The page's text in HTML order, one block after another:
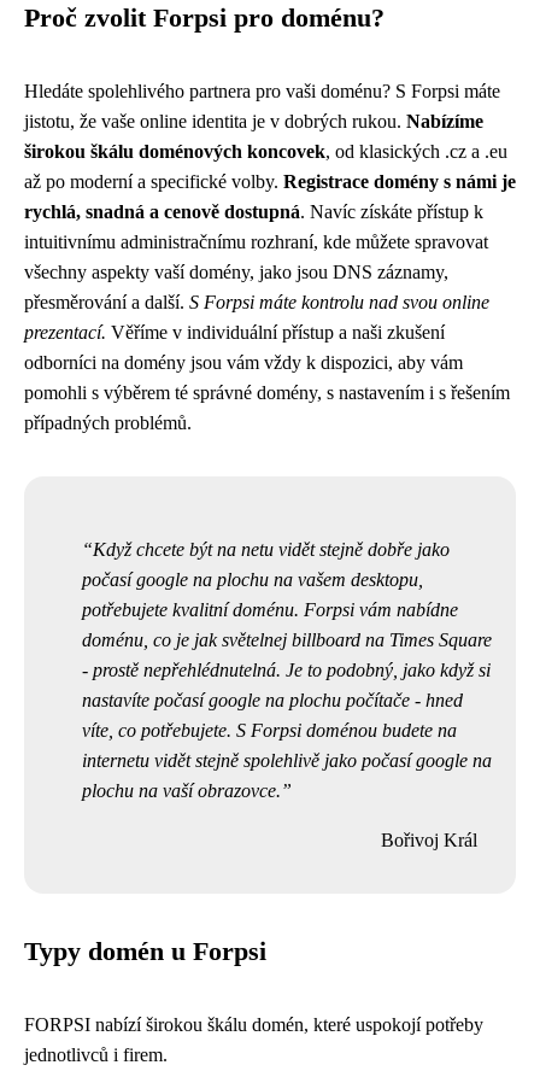
Proč zvolit Forpsi pro doménu?
Hledáte spolehlivého partnera pro vaši doménu? S Forpsi máte
jistotu, že vaše online identita je v dobrých rukou. Nabízíme
širokou škálu doménových koncovek, od klasických .cz a .eu
až po moderní a specifické volby. Registrace domény s námi je
rychlá, snadná a cenově dostupná. Navíc získáte přístup k
intuitivnímu administračnímu rozhraní, kde můžete spravovat
všechny aspekty vaší domény, jako jsou DNS záznamy,
přesměrování a další. S Forpsi máte kontrolu nad svou online
prezentací. Věříme v individuální přístup a naši zkušení
odborníci na domény jsou vám vždy k dispozici, aby vám
pomohli s výběrem té správné domény, s nastavením i s řešením
případných problémů.
Když chcete být na netu vidět stejně dobře jako
počasí google na plochu na vašem desktopu,
potřebujete kvalitní doménu. Forpsi vám nabídne
doménu, co je jak světelnej billboard na Times Square
- prostě nepřehlédnutelná. Je to podobný, jako když si
nastavíte počasí google na plochu počítače - hned
víte, co potřebujete. S Forpsi doménou budete na
internetu vidět stejně spolehlivě jako počasí google na
plochu na vaší obrazovce.
Bořivoj Král
Typy domén u Forpsi
FORPSI nabízí širokou škálu domén, které uspokojí potřeby
jednotlivců i firem.